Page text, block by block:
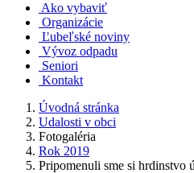
Ako vybaviť
Organizácie
Ľubeľské noviny
Vývoz odpadu
Seniori
Kontakt
Úvodná stránka
Udalosti v obci
Fotogaléria
Rok 2019
Pripomenuli sme si hrdinstvo